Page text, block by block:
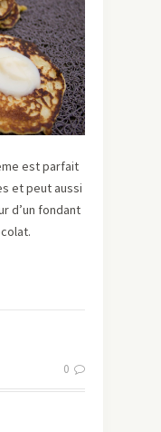
est parfait
et peut aussi
d’un fondant
0